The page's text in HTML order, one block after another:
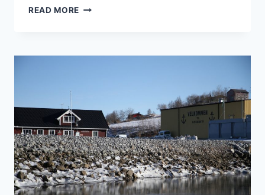
READ MORE PORT